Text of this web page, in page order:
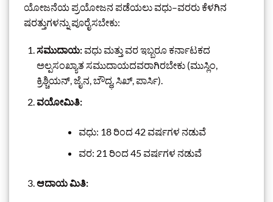
ಯೋಜನೆಯ ಪ್ರಯೋಜನ ಪಡೆಯಲು ವಧು–ವರರು ಕೆಳಗಿನ
ಷರತ್ತುಗಳನ್ನು ಪೂರೈಸಬೇಕು:
ಸಮುದಾಯ:ವಧು ಮತ್ತು ವರ ಇಬ್ಬರೂ ಕರ್ನಾಟಕದ
ಅಲ್ಪಸಂಖ್ಯಾತ ಸಮುದಾಯದವರಾಗಿರಬೇಕು (ಮುಸ್ಲಿಂ,
ಕ್ರಿಶ್ಚಿಯನ್, ಜೈನ, ಬೌದ್ಧ, ಸಿಖ್, ಪಾರ್ಸಿ).
ವಯೋಮಿತಿ:
ವಧು: 18 ರಿಂದ 42 ವರ್ಷಗಳ ನಡುವೆ
ವರ: 21 ರಿಂದ 45 ವರ್ಷಗಳ ನಡುವೆ
ಆದಾಯ ಮಿತಿ: